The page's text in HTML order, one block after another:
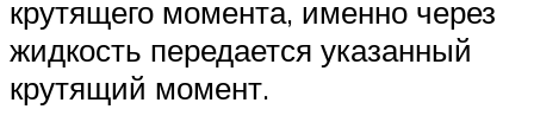
крутящего момента, именно через
жидкость передается указанный
крутящий момент.